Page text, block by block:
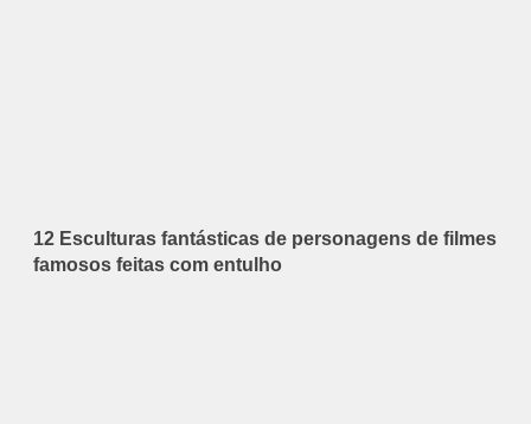
12 Esculturas fantásticas de personagens de filmes
famosos feitas com entulho